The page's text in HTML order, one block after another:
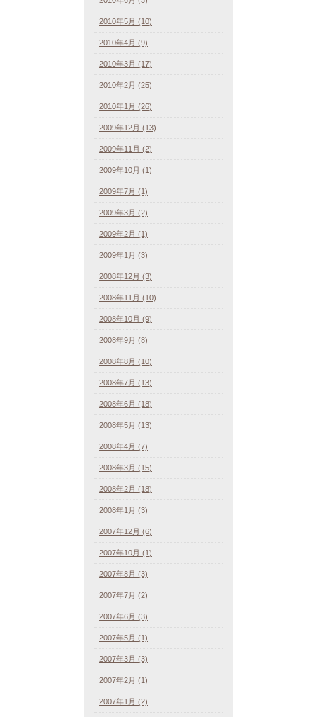
2010年5月 (10)
2010年4月 (9)
2010年3月 (17)
2010年2月 (25)
2010年1月 (26)
2009年12月 (13)
2009年11月 (2)
2009年10月 (1)
2009年7月 (1)
2009年3月 (2)
2009年2月 (1)
2009年1月 (3)
2008年12月 (3)
2008年11月 (10)
2008年10月 (9)
2008年9月 (8)
2008年8月 (10)
2008年7月 (13)
2008年6月 (18)
2008年5月 (13)
2008年4月 (7)
2008年3月 (15)
2008年2月 (18)
2008年1月 (3)
2007年12月 (6)
2007年10月 (1)
2007年8月 (3)
2007年7月 (2)
2007年6月 (3)
2007年5月 (1)
2007年3月 (3)
2007年2月 (1)
2007年1月 (2)